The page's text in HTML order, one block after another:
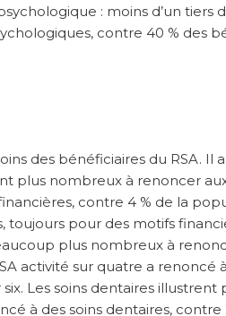
: moins d’un tiers
contre 40 % des
des bénéficiaires du RSA. Il
plus nombreux à renoncer aux
contre 4 % de la
pour des motifs
plus nombreux à
activité sur quatre a renoncé
Les soins dentaires
à des soins dentaires, contre